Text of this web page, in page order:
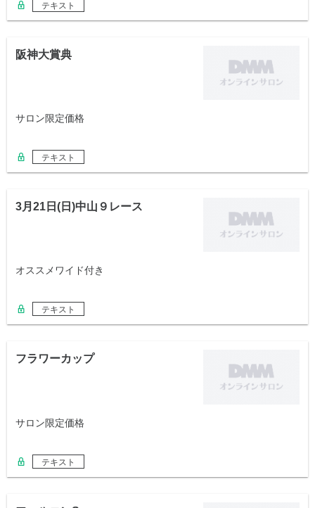
テキスト
阪神大賞典
サロン限定価格
テキスト
3月21日(日)中山９レース
オススメワイド付き
テキスト
フラワーカップ
サロン限定価格
テキスト